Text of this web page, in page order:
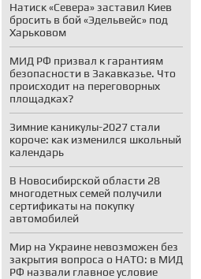
Натиск «Севера» заставил Киев
бросить в бой «Эдельвейс» под
Харьковом
МИД РФ призвал к гарантиям
безопасности в Закавказье. Что
происходит на переговорных
площадках?
Зимние каникулы-2027 стали
короче: как изменился школьный
календарь
В Новосибирской области 28
многодетных семей получили
сертификаты на покупку
автомобилей
Мир на Украине невозможен без
закрытия вопроса о НАТО: в МИД
РФ назвали главное условие